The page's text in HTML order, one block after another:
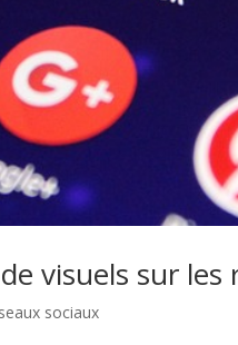
visuels sur les
sociaux